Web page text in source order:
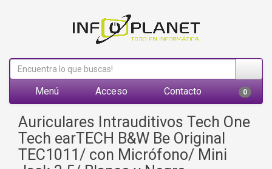
Menú Acceso Contacto 0
Auriculares Intrauditivos Tech One
Tech earTECH B&W Be Original
TEC1011/ con Micrófono/ Mini